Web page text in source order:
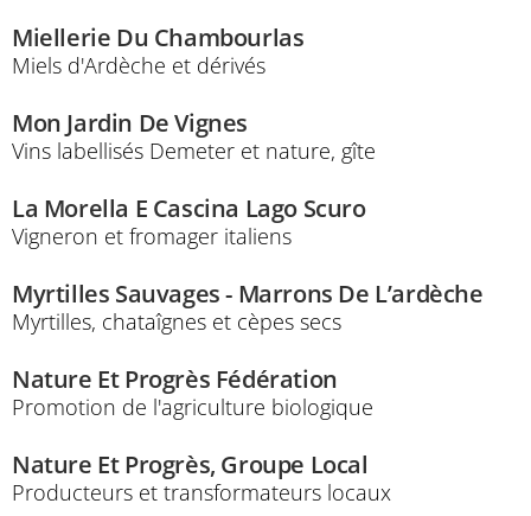
Miellerie Du Chambourlas
Miels d'Ardèche et dérivés
Mon Jardin De Vignes
Vins labellisés Demeter et nature, gîte
La Morella E Cascina Lago Scuro
Vigneron et fromager italiens
Myrtilles Sauvages - Marrons De L’ardèche
Myrtilles, chataîgnes et cèpes secs
Nature Et Progrès Fédération
Promotion de l'agriculture biologique
Nature Et Progrès, Groupe Local
Producteurs et transformateurs locaux